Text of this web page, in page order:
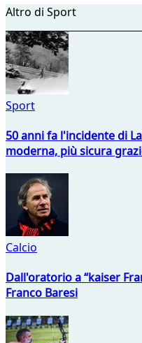
Altro di Sport
Sport
50 anni fa l'incidente di
moderna, più sicura
Calcio
Dall'oratorio a “kaiser
Franco Baresi